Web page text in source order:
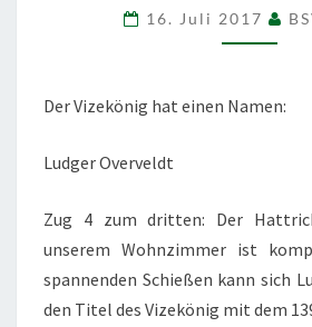
16. Juli 2017
Der Vizekönig hat einen Namen:
Ludger Overveldt
Zug 4 zum dritten: Der
unserem Wohnzimmer ist
spannenden Schießen kann sich
den Titel des Vizekönig mit dem